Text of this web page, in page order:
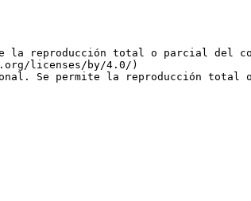
la reproducción total o parcial del
licenses/by/4.0/)
Se permite la reproducción